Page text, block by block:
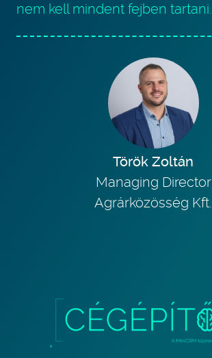
nem kell mindent fejben tartani.
Török Zoltán
Managing Director
Agrárközösség Kft.